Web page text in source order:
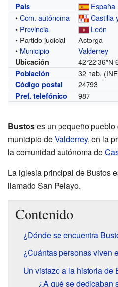
País
España
•Com. autónoma
Castilla
• Provincia
León
• Partido judicial
Astorga
• Municipio Valderrey
Ubicación 42°22′36″N
Población
32 hab.
Código postal
24793
Pref. telefónico 987
Bustoses un pequeño pueblo
municipio deValderrey, en la
la comunidad autónoma de
La iglesia principal de Bustos
llamado San Pelayo.
Contenido
¿Dónde se encuentra
¿Cuántas personas viven
Un vistazo a la historia de
¿A qué se dedicaban